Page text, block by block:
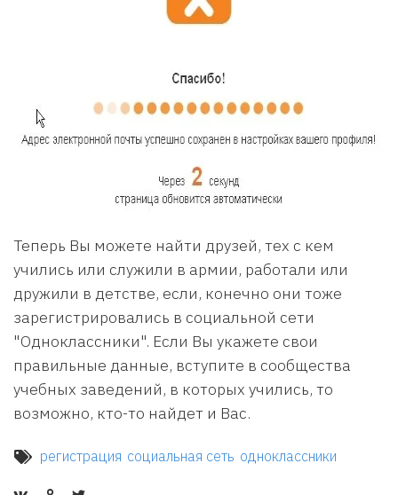
Теперь Вы можете найти друзей, тех с кем
учились или служили в армии, работали или
дружили в детстве, если, конечно они тоже
зарегистрировались в социальной сети
"Одноклассники". Если Вы укажете свои
правильные данные, вступите в сообщества
учебных заведений, в которых учились, то
возможно, кто-то найдет и Вас.
регистрация социальная сеть одноклассники